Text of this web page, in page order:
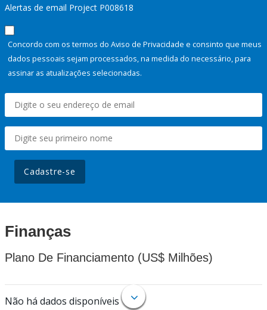
Alertas de email Project P008618
Concordo com os termos do Aviso de Privacidade e consinto que meus
dados pessoais sejam processados, na medida do necessário, para
assinar as atualizações selecionadas.
Cadastre-se
Finanças
Plano De Financiamento (US$ Milhões)
Não há dados disponíveis